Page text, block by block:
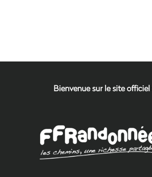
Bienvenue sur le site officiel